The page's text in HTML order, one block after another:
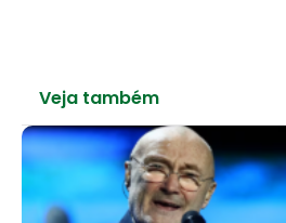
Veja também